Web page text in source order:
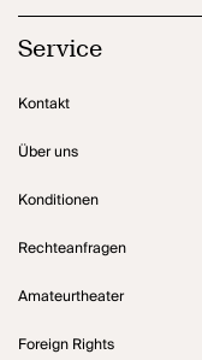
Service
Kontakt
Über uns
Konditionen
Rechteanfragen
Amateurtheater
Foreign Rights